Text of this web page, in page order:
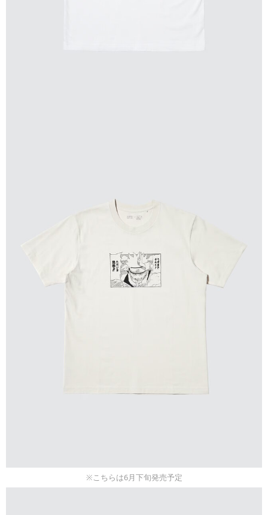
※こちらは6月下旬発売予定